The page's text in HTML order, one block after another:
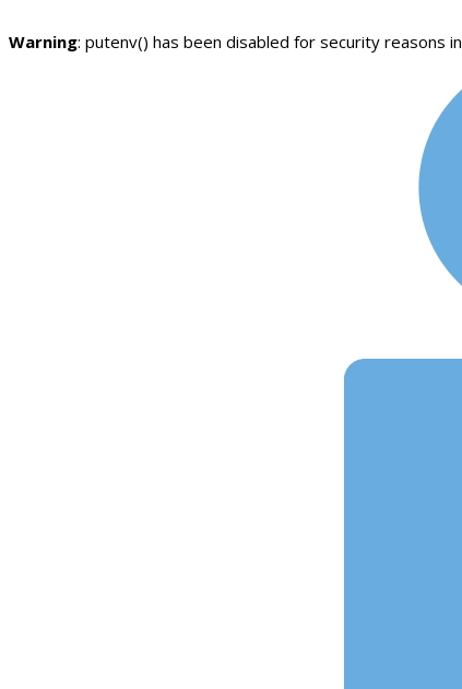
Warning: putenv() has been disabled for security reasons in